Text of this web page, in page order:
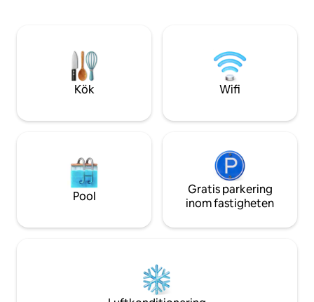
utformats för att
komfort och
Kök Wifi
Pool
Gratis parkering
inom fastigheten